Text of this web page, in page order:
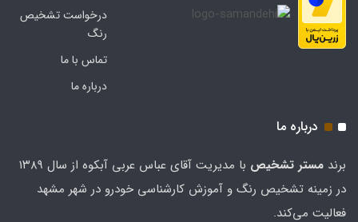
درخواست تشخیص
رنگ
تماس با ما
درباره ما
درباره ما
برند مستر تشخيص
با مدیریت آقای عباس عربی آبکوه از سال ۱۳۸۹
در زمینه تشخیص رنگ و آموزش کارشناسی خودرو در شهر مشهد
فعالیت می‌کند.